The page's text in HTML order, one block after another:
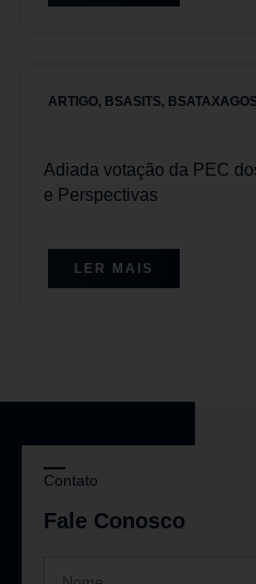
ARTIGO, BSASITS, BSATAX
Adiada votação da PEC
e Perspectivas
LER MAIS
Contato
Fale Conosco